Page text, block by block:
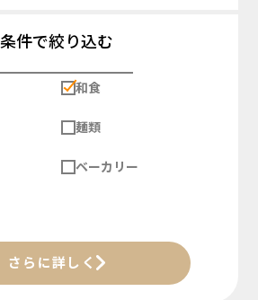
条件で絞り込む
和食
麺類
ベーカリー
さらに詳しく